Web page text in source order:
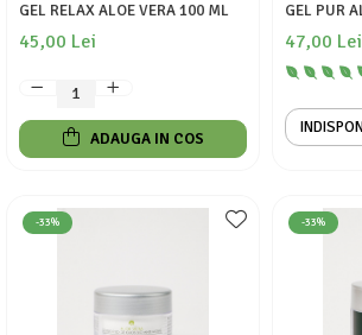
GEL RELAX ALOE VERA 100 ML
45,00 Lei
ADAUGA IN COS
GEL PUR
47,00 Lei
-33% -33%